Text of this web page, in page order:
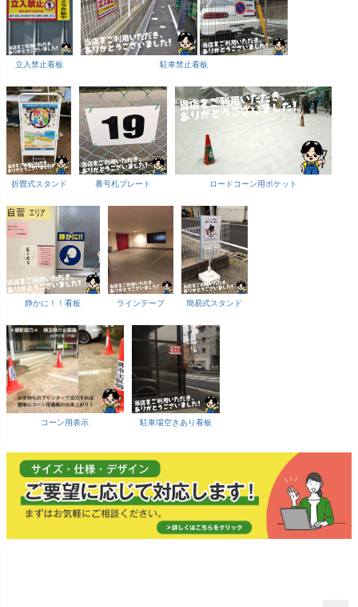
立入禁止看板 駐車禁止看板
折畳式スタンド 番号札プレート ロードコーン用ポケット
静かに！！看板 ラインテープ 簡易式スタンド
コーン用表示 駐車場空きあり看板